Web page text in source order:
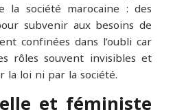
société marocaine : des
subvenir aux besoins de
confinées dans l’oubli car
rôles souvent invisibles et
la loi ni par la société.